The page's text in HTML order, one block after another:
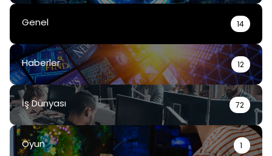
Genel 14
Haberler 12
İş Dünyası 72
Oyun 1